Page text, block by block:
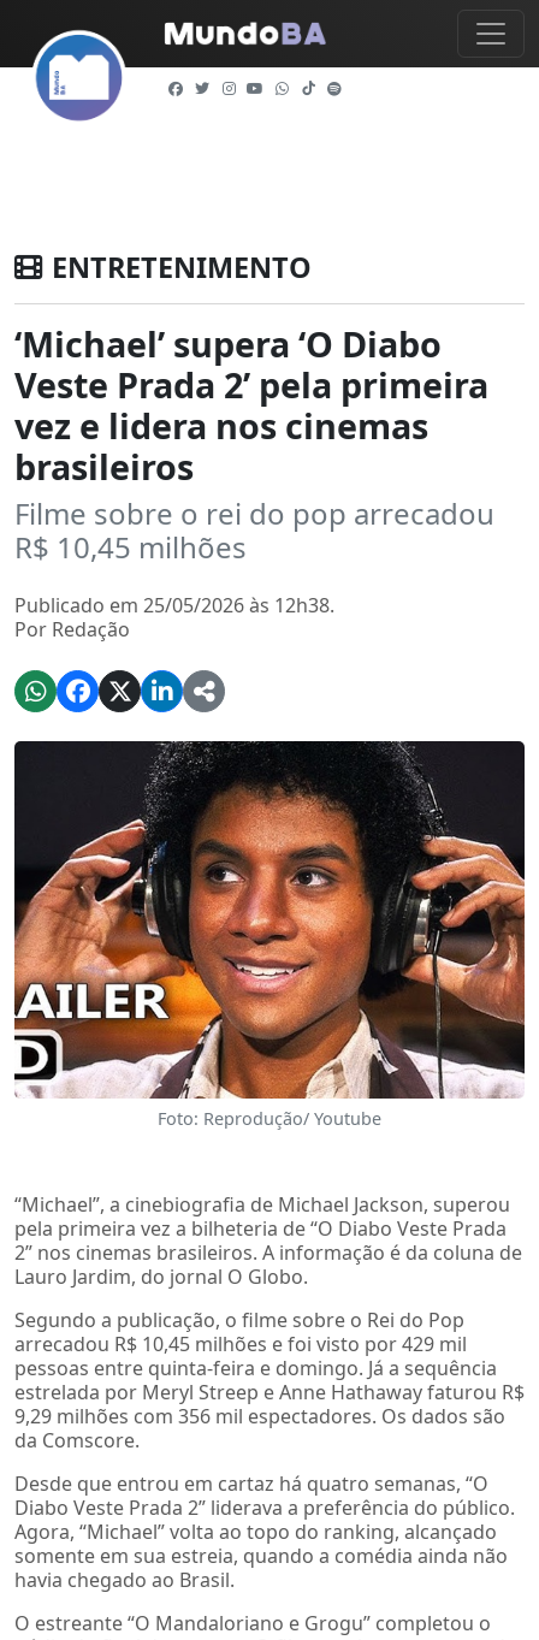
ENTRETENIMENTO
‘Michael’ supera ‘O Diabo
Veste Prada 2’ pela primeira
vez e lidera nos cinemas
brasileiros
Filme sobre o rei do pop arrecadou
R$ 10,45 milhões
Publicado em 25/05/2026 às 12h38.
Por Redação
Foto: Reprodução/ Youtube
“Michael”, a cinebiografia de Michael Jackson, superou
pela primeira vez a bilheteria de “O Diabo Veste Prada
2” nos cinemas brasileiros. A informação é da coluna de
Lauro Jardim, do jornal O Globo.
Segundo a publicação, o filme sobre o Rei do Pop
arrecadou R$ 10,45 milhões e foi visto por 429 mil
pessoas entre quinta-feira e domingo. Já a sequência
estrelada por Meryl Streep e Anne Hathaway faturou R$
9,29 milhões com 356 mil espectadores. Os dados são
da Comscore.
Desde que entrou em cartaz há quatro semanas, “O
Diabo Veste Prada 2” liderava a preferência do público.
Agora, “Michael” volta ao topo do ranking, alcançado
somente em sua estreia, quando a comédia ainda não
havia chegado ao Brasil.
O estreante “O Mandaloriano e Grogu” completou o